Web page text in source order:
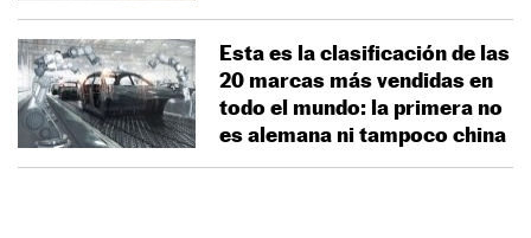
Esta es la clasificación de las
20 marcas más vendidas en
todo el mundo: la primera no
es alemana ni tampoco china